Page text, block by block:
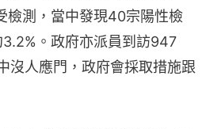
檢測，當中發現40宗陽性檢
。政府亦派員到訪947
沒人應門，政府會採取措施跟